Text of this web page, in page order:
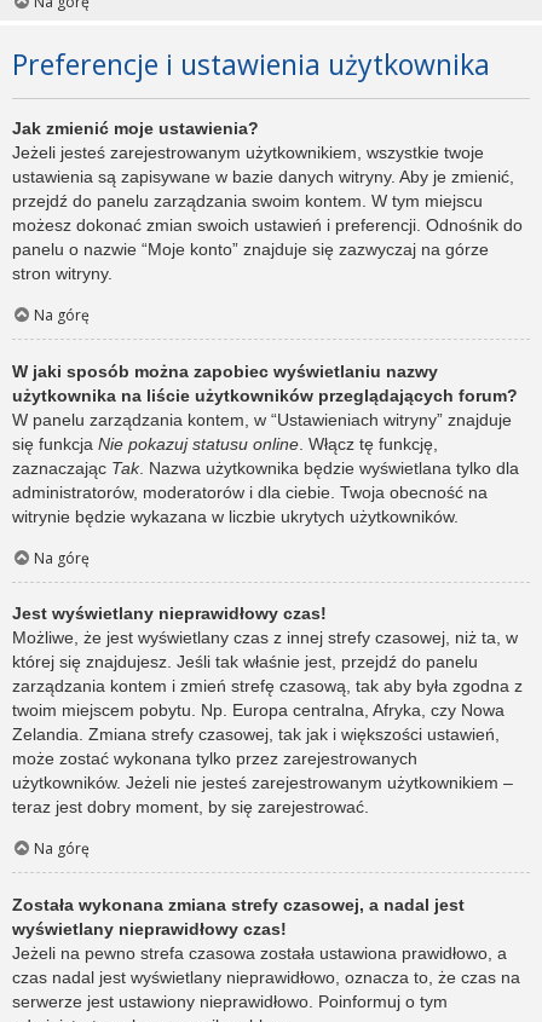
Preferencje i ustawienia użytkownika
Jak zmienić moje ustawienia?
Jeżeli jesteś zarejestrowanym użytkownikiem, wszystkie twoje
ustawienia są zapisywane w bazie danych witryny. Aby je zmienić,
przejdź do panelu zarządzania swoim kontem. W tym miejscu
możesz dokonać zmian swoich ustawień i preferencji. Odnośnik do
panelu o nazwie “Moje konto” znajduje się zazwyczaj na górze
stron witryny.
Na górę
W jaki sposób można zapobiec wyświetlaniu nazwy
użytkownika na liście użytkowników przeglądających forum?
W panelu zarządzania kontem, w “Ustawieniach witryny” znajduje
się funkcja Nie pokazuj statusu online . Włącz tę funkcję,
zaznaczając Tak. Nazwa użytkownika będzie wyświetlana tylko dla
administratorów, moderatorów i dla ciebie. Twoja obecność na
witrynie będzie wykazana w liczbie ukrytych użytkowników.
Na górę
Jest wyświetlany nieprawidłowy czas!
Możliwe, że jest wyświetlany czas z innej strefy czasowej, niż ta, w
której się znajdujesz. Jeśli tak właśnie jest, przejdź do panelu
zarządzania kontem i zmień strefę czasową, tak aby była zgodna z
twoim miejscem pobytu. Np. Europa centralna, Afryka, czy Nowa
Zelandia. Zmiana strefy czasowej, tak jak i większości ustawień,
może zostać wykonana tylko przez zarejestrowanych
użytkowników. Jeżeli nie jesteś zarejestrowanym użytkownikiem –
teraz jest dobry moment, by się zarejestrować.
Na górę
Została wykonana zmiana strefy czasowej, a nadal jest
wyświetlany nieprawidłowy czas!
Jeżeli na pewno strefa czasowa została ustawiona prawidłowo, a
czas nadal jest wyświetlany nieprawidłowo, oznacza to, że czas na
serwerze jest ustawiony nieprawidłowo. Poinformuj o tym